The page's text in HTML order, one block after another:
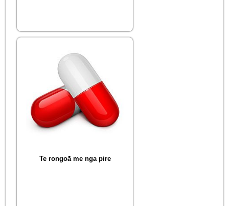
Te rongoā me nga pire